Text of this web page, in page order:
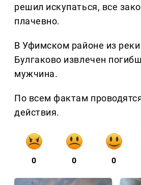
решил искупаться, все
плачевно.
В Уфимском районе из
Булгаково извлечен
мужчина.
По всем фактам
действия.
0 0 0